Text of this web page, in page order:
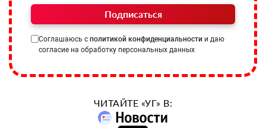
Подписаться
Соглашаюсь с политикой конфиденциальности и даю
согласие на обработку персональных данных
ЧИТАЙТЕ «УГ» В: